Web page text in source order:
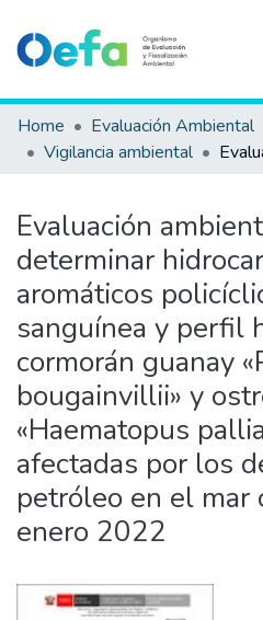
Communities & Collections
All of DSpace
Estad. Externas
Guias ▾
Home Evaluación Ambiental
Vigilancia ambiental
Evaluación
determinar
aromáticos
sanguínea y perfil
cormorán guanay
bougainvillii» y
«Haematopus
afectadas por los
petróleo en el mar
enero 2022